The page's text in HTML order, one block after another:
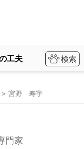
工夫
宮野 寿宇
門家